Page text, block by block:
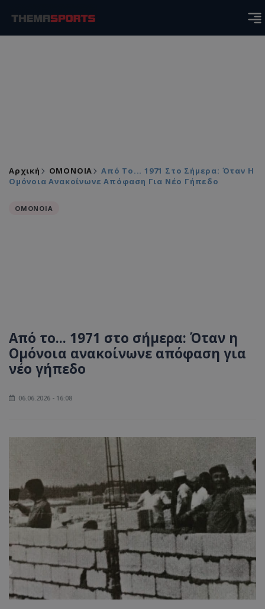
Αρχική ΟΜΟΝΟΙΑ
Από Το... 1971 Στο Σήμερα: Όταν Η
Ομόνοια Ανακοίνωνε Απόφαση Για Νέο Γήπεδο
ΟΜΟΝΟΙΑ
Από το... 1971 στο σήμερα: Όταν η
Ομόνοια ανακοίνωνε απόφαση για
νέο γήπεδο
06.06.2026 - 16:08